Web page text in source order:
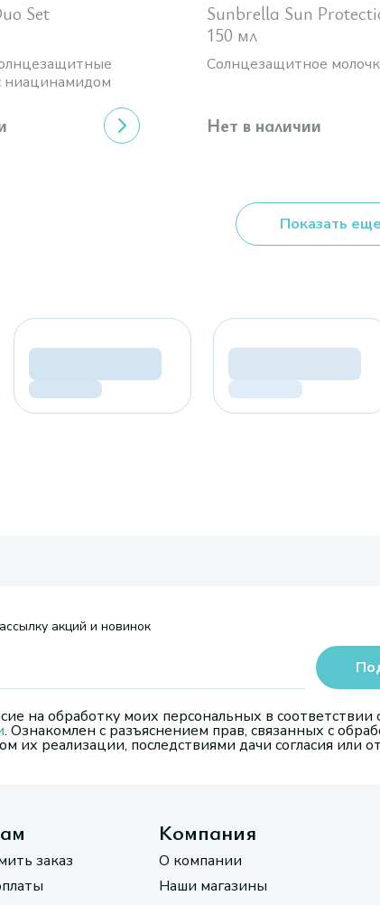
Set
ниацинамидом
Sunbrella Sun
150 мл
Солнцезащитное
Нет в наличии
Показать еще
акций и новинок
на обработку моих персональных в соответствии
. Ознакомлен с разъяснением прав, связанных с
их реализации, последствиями дачи согласия или
заказ
Компания
О компании
Наши магазины